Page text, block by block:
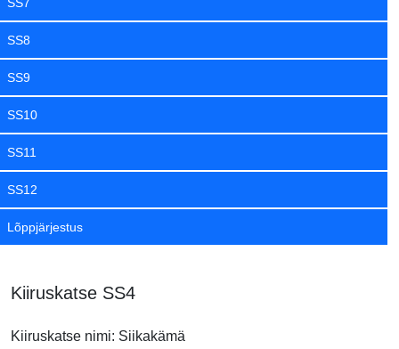
SS8
SS9
SS10
SS11
SS12
Lõppjärjestus
Kiiruskatse SS4
Kiiruskatse nimi: Siikakämä